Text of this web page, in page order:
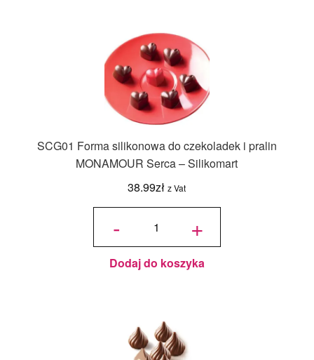
SCG01 Forma silikonowa do czekoladek i pralin
MONAMOUR Serca – Silikomart
38.99zł z Vat
-
ilość SCG01
czekoladek i
pralin
MONAMOUR
Serca -
+
Dodaj do koszyka